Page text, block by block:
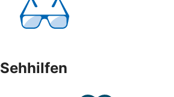
Sehhilfen